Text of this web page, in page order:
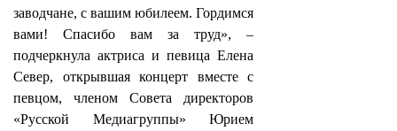
заводчане, с вашим юбилеем. Гордимся
вами! Спасибо вам за труд», –
подчеркнула актриса и певица Елена
Север, открывшая концерт вместе с
певцом, членом Совета директоров
«Русской Медиагруппы» Юрием